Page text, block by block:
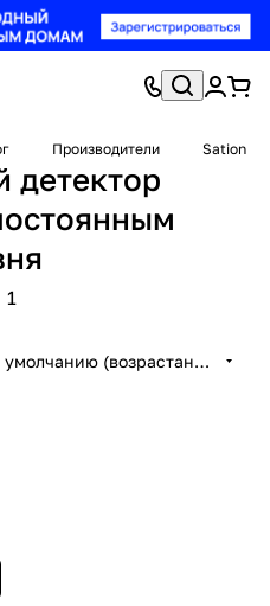
Производители Sation
детектор
1
По умолчанию (возрастание)